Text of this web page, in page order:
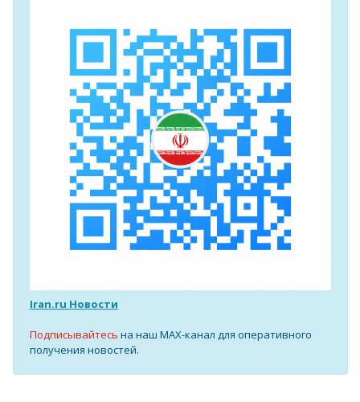
Iran.ru Новости
Подписывайтесь на наш MAX-канал для оперативного
получения новостей.